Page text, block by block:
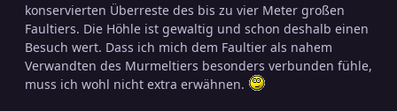
konservierten Überreste des bis zu vier Meter großen
Faultiers. Die Höhle ist gewaltig und schon deshalb einen
Besuch wert. Dass ich mich dem Faultier als nahem
Verwandten des Murmeltiers besonders verbunden fühle,
muss ich wohl nicht extra erwähnen.